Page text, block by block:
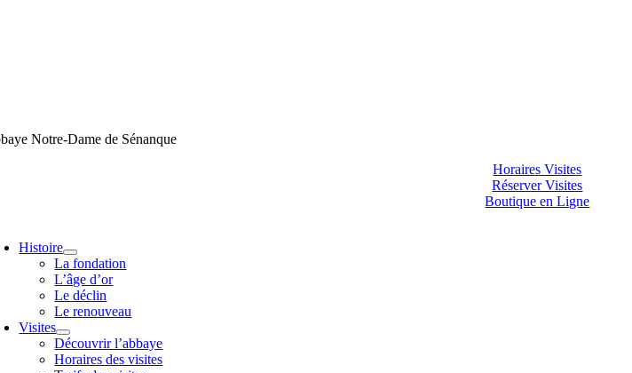
Notre-Dame de Sénanque
Horaires Visites
Réserver Visites
Boutique en Ligne
Histoire
La fondation
L’âge d’or
Le déclin
Le renouveau
Visites
Découvrir l’abbaye
Horaires des visites